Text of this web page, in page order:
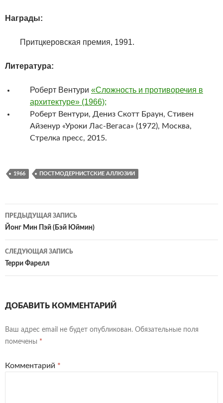
Награды:
Притцкеровская премия, 1991.
Литература:
Роберт Вентури «Сложность и противоречия в
архитектуре» (1966);
Роберт Вентури, Дениз Скотт Браун, Стивен
Айзенур «Уроки Лас-Вегаса» (1972), Москва,
Стрелка пресс, 2015.
1966 ПОСТМОДЕРНИСТСКИЕ АЛЛЮЗИИ
Навигация
по
записям
ПРЕДЫДУЩАЯ ЗАПИСЬ
Йонг Мин Пэй (Бэй Юймин)
СЛЕДУЮЩАЯ ЗАПИСЬ
Терри Фарелл
ДОБАВИТЬ КОММЕНТАРИЙ
Ваш адрес email не будет опубликован. Обязательные поля
помечены *
Комментарий *